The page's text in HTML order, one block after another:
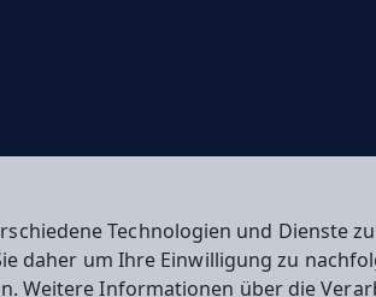
Technologien und Dienste
daher um Ihre Einwilligung zu
Weitere Informationen über die